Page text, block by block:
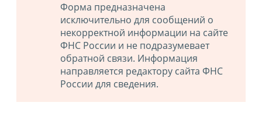
Форма предназначена
исключительно для сообщений о
некорректной информации на сайте
ФНС России и не подразумевает
обратной связи. Информация
направляется редактору сайта ФНС
России для сведения.